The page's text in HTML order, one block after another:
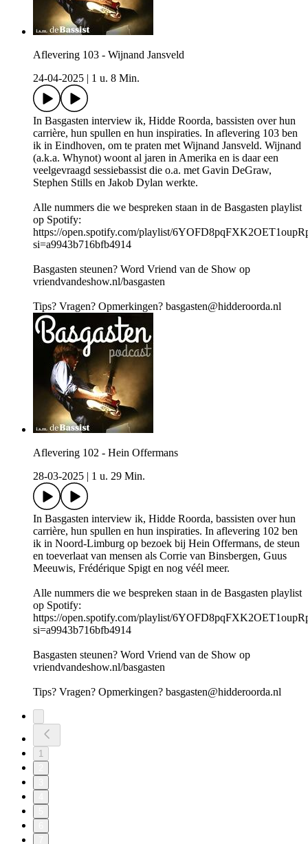
Aflevering 103 - Wijnand Jansveld
24-04-2025
1 u. 8 Min.
In Basgasten interview ik, Hidde Roorda, bassisten over hun
carrière, hun spullen en hun inspiraties. In aflevering 103 ben
ik in Eindhoven, om te praten met Wijnand Jansveld. Wijnand
(a.k.a. Whynot) woont al jaren in Amerika en is daar een
veelgevraagd sessiebassist die o.a. met Gavin DeGraw,
Stephen Stills en Jakob Dylan werkte.
Alle nummers die we bespreken staan in de Basgasten playlist
op Spotify:
https://open.spotify.com/playlist/
si=a9943b716bfb4914
Basgasten steunen? Word Vriend van de Show op
vriendvandeshow.nl/basgasten
Tips? Vragen? Opmerkingen? basgasten@hidderoorda.nl
Aflevering 102 - Hein Offermans
28-03-2025
1 u. 29 Min.
In Basgasten interview ik, Hidde Roorda, bassisten over hun
carrière, hun spullen en hun inspiraties. In aflevering 102 ben
ik in Noord-Limburg op bezoek bij Hein Offermans, de steun
en toeverlaat van mensen als Corrie van Binsbergen, Guus
Meeuwis, Frédérique Spigt en nog véél meer.
Alle nummers die we bespreken staan in de Basgasten playlist
op Spotify:
https://open.spotify.com/playlist/
si=a9943b716bfb4914
Basgasten steunen? Word Vriend van de Show op
vriendvandeshow.nl/basgasten
Tips? Vragen? Opmerkingen? basgasten@hidderoorda.nl
1